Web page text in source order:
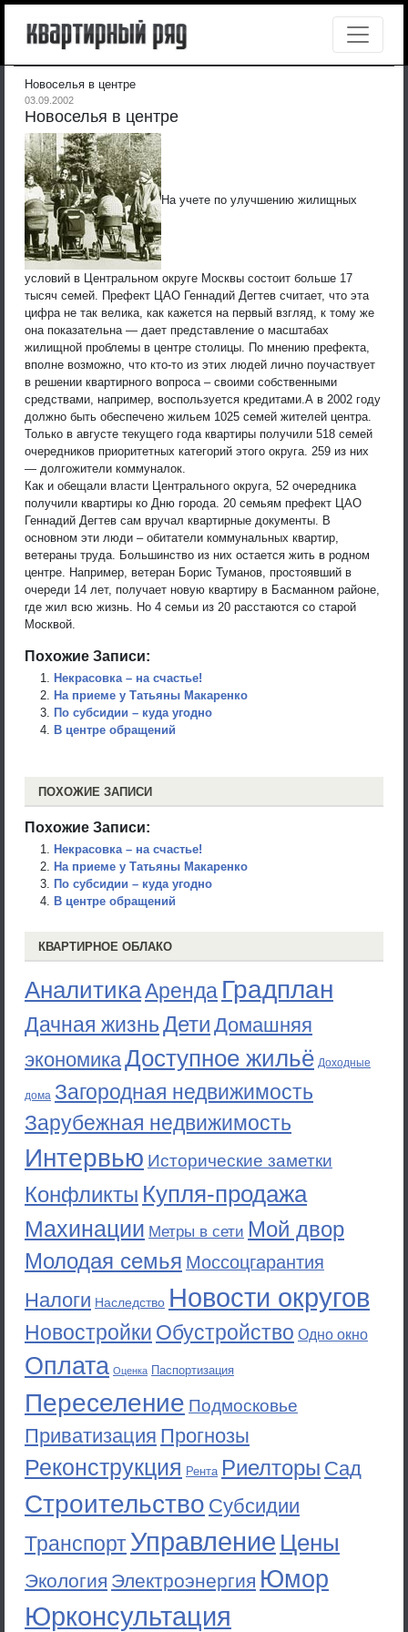
Новоселья в центре
03.09.2002
Новоселья в центре
На учете по улучшению жилищных
условий в Центральном округе Москвы состоит больше 17
тысяч семей. Префект ЦАО Геннадий Дегтев считает, что эта
цифра не так велика, как кажется на первый взгляд, к тому же
она показательна — дает представление о масштабах
жилищной проблемы в центре столицы. По мнению префекта,
вполне возможно, что кто-то из этих людей лично поучаствует
в решении квартирного вопроса – своими собственными
средствами, например, воспользуется кредитами. А в 2002 году
должно быть обеспечено жильем 1025 семей жителей центра.
Только в августе текущего года квартиры получили 518 семей
очередников приоритетных категорий этого округа. 259 из них
— долгожители коммуналок.
Как и обещали власти Центрального округа, 52 очередника
получили квартиры ко Дню города. 20 семьям префект ЦАО
Геннадий Дегтев сам вручал квартирные документы. В
основном эти люди – обитатели коммунальных квартир,
ветераны труда. Большинство из них остается жить в родном
центре. Например, ветеран Борис Туманов, простоявший в
очереди 14 лет, получает новую квартиру в Басманном районе,
где жил всю жизнь. Но 4 семьи из 20 расстаются со старой
Москвой.
Похожие Записи:
Некрасовка – на счастье!
На приеме у Татьяны Макаренко
По субсидии – куда угодно
В центре обращений
ПОХОЖИЕ ЗАПИСИ
Похожие Записи:
Некрасовка – на счастье!
На приеме у Татьяны Макаренко
По субсидии – куда угодно
В центре обращений
КВАРТИРНОЕ ОБЛАКО
АналитикаАренда Градплан
Дачная жизньДети Домашняя
экономикаДоступное жильё Доходные
дома Загородная недвижимость
Зарубежная недвижимость
Интервью Исторические заметки
Конфликты Купля-продажа
Махинации Метры в сети Мой двор
Молодая семья Моссоцгарантия
Налоги Наследство Новости округов
Новостройки Обустройство Одно окно
Оплата Оценка Паспортизация
Переселение Подмосковье
Приватизация Прогнозы
Реконструкция Рента Риелторы Сад
Строительство Субсидии
ТранспортУправление Цены
Экология Электроэнергия Юмор
Юрконсультация